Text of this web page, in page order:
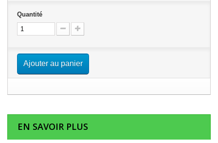
Quantité
Ajouter au panier
EN SAVOIR PLUS